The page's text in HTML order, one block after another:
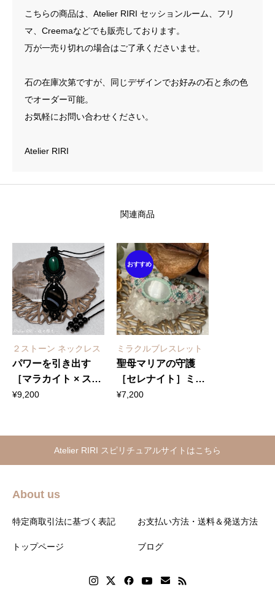
こちらの商品は、Atelier RIRI セッションルーム、フリ
マ、Creemaなどでも販売しております。
万が一売り切れの場合はご了承くださいませ。
石の在庫次第ですが、同じデザインでお好みの石と糸の色
でオーダー可能。
お気軽にお問い合わせください。
Atelier RIRI
関連商品
２ストーン ネックレス
パワーを引き出す
［マラカイト × スト
ライプオニキス］２
¥9,200
ミラクルブレスレット
聖母マリアの守護
［セレナイト］ミラ
クルブレスレット
¥7,200
おすすめ
Atelier RIRI スピリチュアルサイトはこちら
About us
特定商取引法に基づく表記 お支払い方法・送料＆発送方法
トップページ ブログ